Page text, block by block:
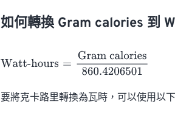
如何轉換 Gram calories 到
Watt-hours Gram calories860.4206501
要將克卡路里轉換為瓦時，可以使用以